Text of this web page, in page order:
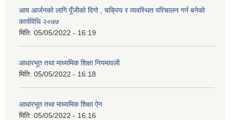
आय आर्जनको लागि पूँजीको दिगो , चक्रिय र व्यवस्थित परिचालन गर्न बनेको
कार्यविधि २०७७
मिति: 05/05/2022 - 16:19
आधारभूत तथा माध्यमिक शिक्षा नियमावली
मिति: 05/05/2022 - 16:18
आधारभूत तथा माध्यमिक शिक्षा ऐन
मिति: 05/05/2022 - 16:16